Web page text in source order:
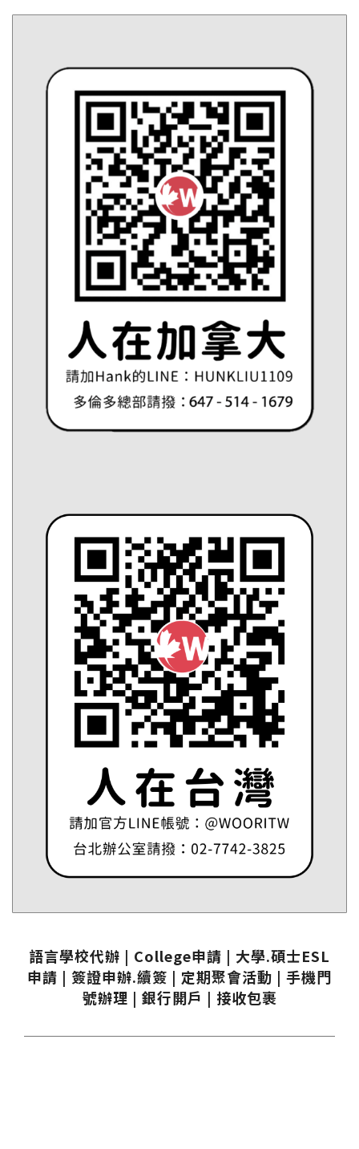
語言學校代辦 | College申請 | 大學.碩士ESL
申請 | 簽證申辦.續簽 | 定期聚會活動 | 手機門
號辦理 | 銀行開戶 | 接收包裹